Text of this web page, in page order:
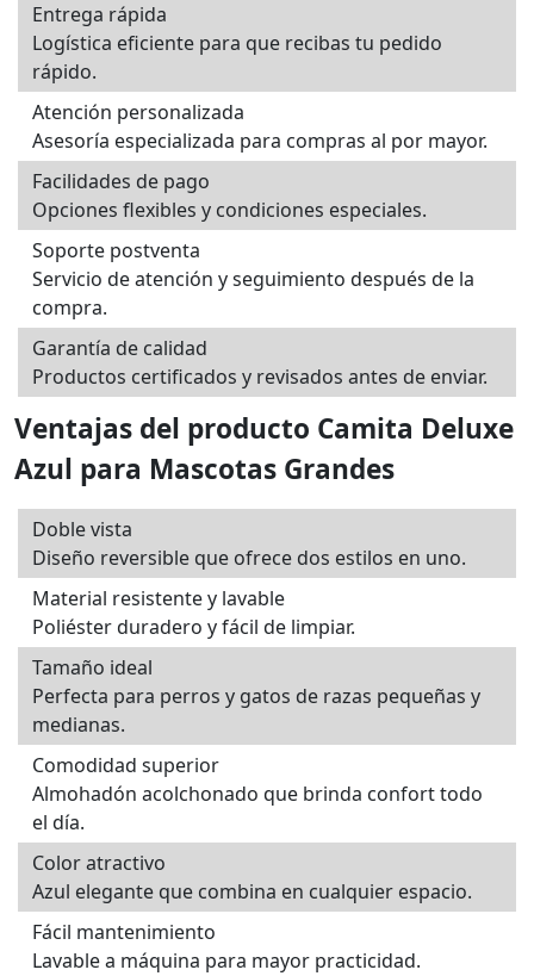
Entrega rápida
Logística eficiente para que recibas tu pedido
rápido.
Atención personalizada
Asesoría especializada para compras al por mayor.
Facilidades de pago
Opciones flexibles y condiciones especiales.
Soporte postventa
Servicio de atención y seguimiento después de la
compra.
Garantía de calidad
Productos certificados y revisados antes de enviar.
Ventajas del producto Camita Deluxe
Azul para Mascotas Grandes
Doble vista
Diseño reversible que ofrece dos estilos en uno.
Material resistente y lavable
Poliéster duradero y fácil de limpiar.
Tamaño ideal
Perfecta para perros y gatos de razas pequeñas y
medianas.
Comodidad superior
Almohadón acolchonado que brinda confort todo
el día.
Color atractivo
Azul elegante que combina en cualquier espacio.
Fácil mantenimiento
Lavable a máquina para mayor practicidad.